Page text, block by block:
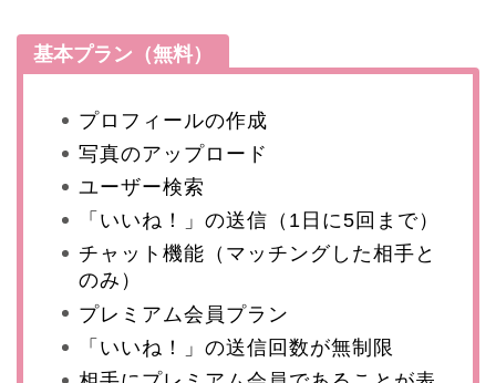
基本プラン（無料）
プロフィールの作成
写真のアップロード
ユーザー検索
「いいね！」の送信（1日に5回まで）
チャット機能（マッチングした相手と
のみ）
プレミアム会員プラン
「いいね！」の送信回数が無制限